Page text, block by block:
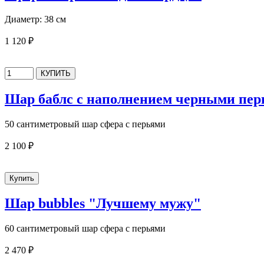
Диаметр: 38 см
1 120 ₽
Шар баблс с наполнением черными
50 сантиметровый шар сфера с перьями
2 100 ₽
Шар bubbles "Лучшему мужу"
60 сантиметровый шар сфера с перьями
2 470 ₽